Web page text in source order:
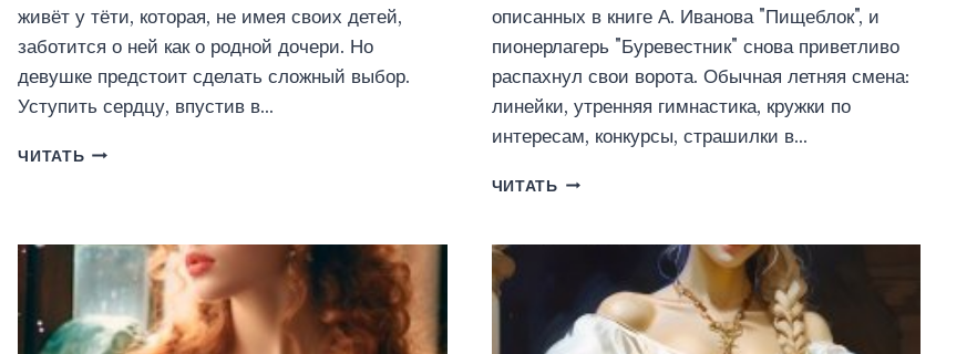
живёт у тёти, которая, не имея своих детей,
заботится о ней как о родной дочери. Но
девушке предстоит сделать сложный выбор.
Уступить сердцу, впустив в…
ЧИТАТЬ И
В
РАДОСТИ
(ЮЛИЯ
ЛЬВОФФ)
описанных в книге А. Иванова "Пищеблок", и
пионерлагерь "Буревестник" снова приветливо
распахнул свои ворота. Обычная летняя смена:
линейки, утренняя гимнастика, кружки по
интересам, конкурсы, страшилки в…
ЧИТАТЬ УЛЬКА-
(ЮЛИЯ
ЛЬВОФФ)